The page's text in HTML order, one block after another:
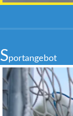
Sportangebot